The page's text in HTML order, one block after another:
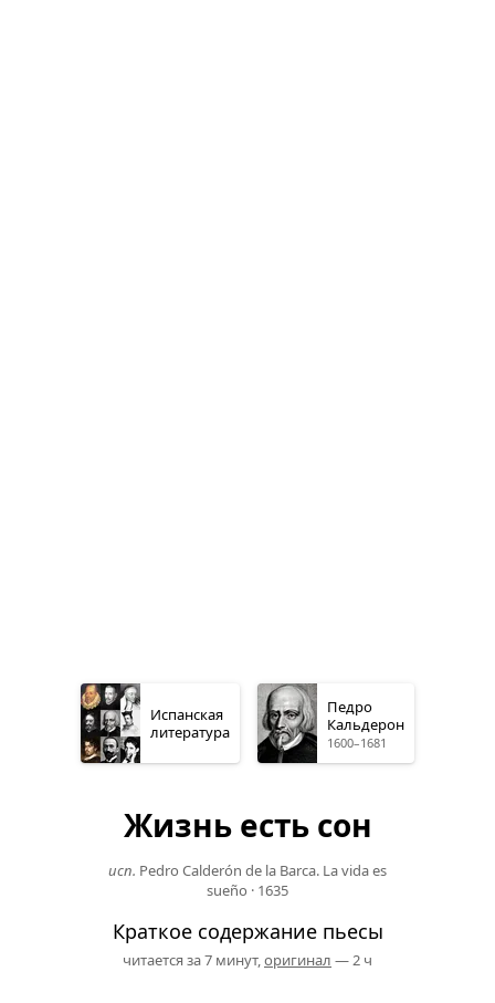
Испанская
литература
Педро
Кальдерон
1600–1681
Жизнь есть сон
исп. Pedro Calderón de la Barca. La vida es
sueño · 1635
Краткое содержание пьесы
читается за 7 минут,оригинал — 2 ч